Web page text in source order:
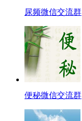
尿频微信交流群
便秘微信交流群